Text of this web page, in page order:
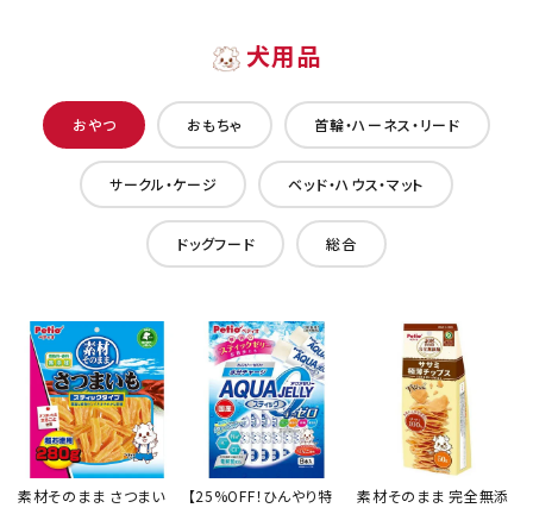
犬用品
おやつ おもちゃ 首輪・ハーネス・リード
サークル・ケージ ベッド・ハウス・マット
ドッグフード 総合
素材そのまま さつまい
【25%OFF！ひんやり特
素材そのまま 完全無添